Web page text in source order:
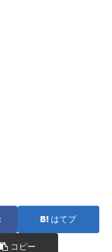
はてブ
コピー